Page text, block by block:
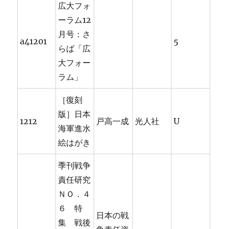
a41201
広大フォ
ーラム12
月号：さ
らば「広
大フォー
ラム」
5
1212
［復刻
版］日本
海軍進水
絵はがき
戸高一成 光人社 U
季刊戦争
責任研究
ＮＯ．４
６ 特
集 戦後
日本の戦